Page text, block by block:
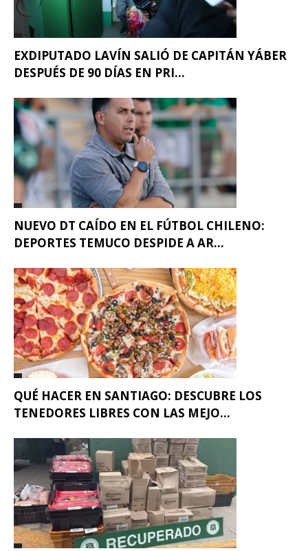
EXDIPUTADO LAVÍN SALIÓ DE CAPITÁN YÁBER
DESPUÉS DE 90 DÍAS EN PRI...
NUEVO DT CAÍDO EN EL FÚTBOL CHILENO:
DEPORTES TEMUCO DESPIDE A AR...
QUÉ HACER EN SANTIAGO: DESCUBRE LOS
TENEDORES LIBRES CON LAS MEJO...